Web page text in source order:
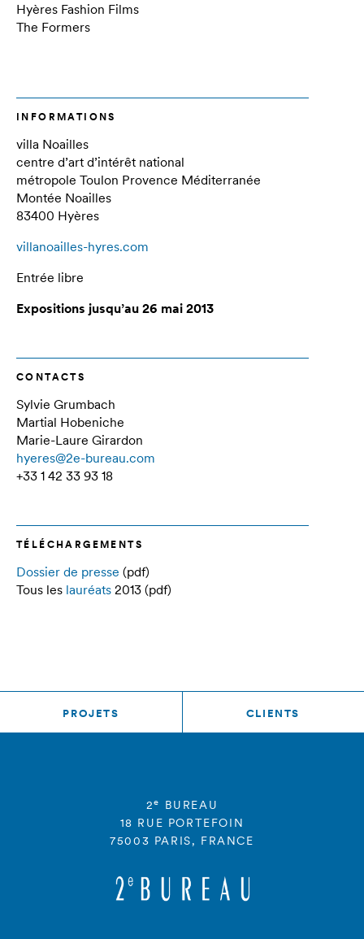
Hyères Fashion Films
The Formers
INFORMATIONS
villa Noailles
centre d’art d’intérêt national
métropole Toulon Provence Méditerranée
Montée Noailles
83400 Hyères
villanoailles-hyres.com
Entrée libre
Expositions jusqu’au 26 mai 2013
CONTACTS
Sylvie Grumbach
Martial Hobeniche
Marie-Laure Girardon
hyeres@2e-bureau.com
+33 1 42 33 93 18
TÉLÉCHARGEMENTS
Dossier de presse (pdf)
Tous les lauréats 2013 (pdf)
PROJETS CLIENTS
2e
BUREAU
18 RUE PORTEFOIN
75003 PARIS, FRANCE